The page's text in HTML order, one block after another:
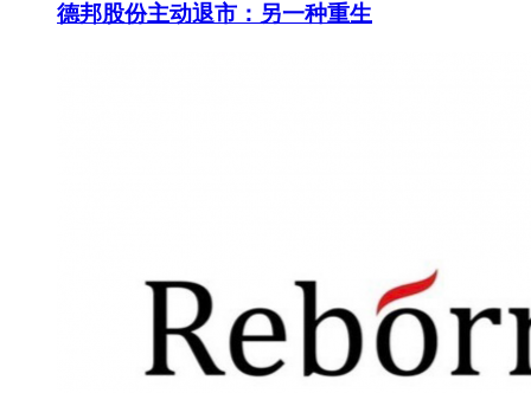
德邦股份主动退市：另一种重生